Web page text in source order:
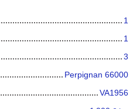
1
1
3
Perpignan 66000
VA1956